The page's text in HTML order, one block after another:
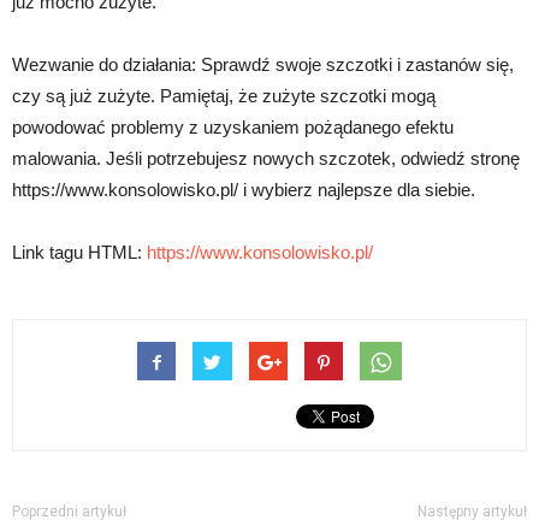
Wezwanie do działania: Sprawdź swoje szczotki i zastanów się,
czy są już zużyte. Pamiętaj, że zużyte szczotki mogą
powodować problemy z uzyskaniem pożądanego efektu
malowania. Jeśli potrzebujesz nowych szczotek, odwiedź stronę
https://www.konsolowisko.pl/ i wybierz najlepsze dla siebie.
Link tagu HTML: https://www.konsolowisko.pl/
Poprzedni artykuł Następny artykuł